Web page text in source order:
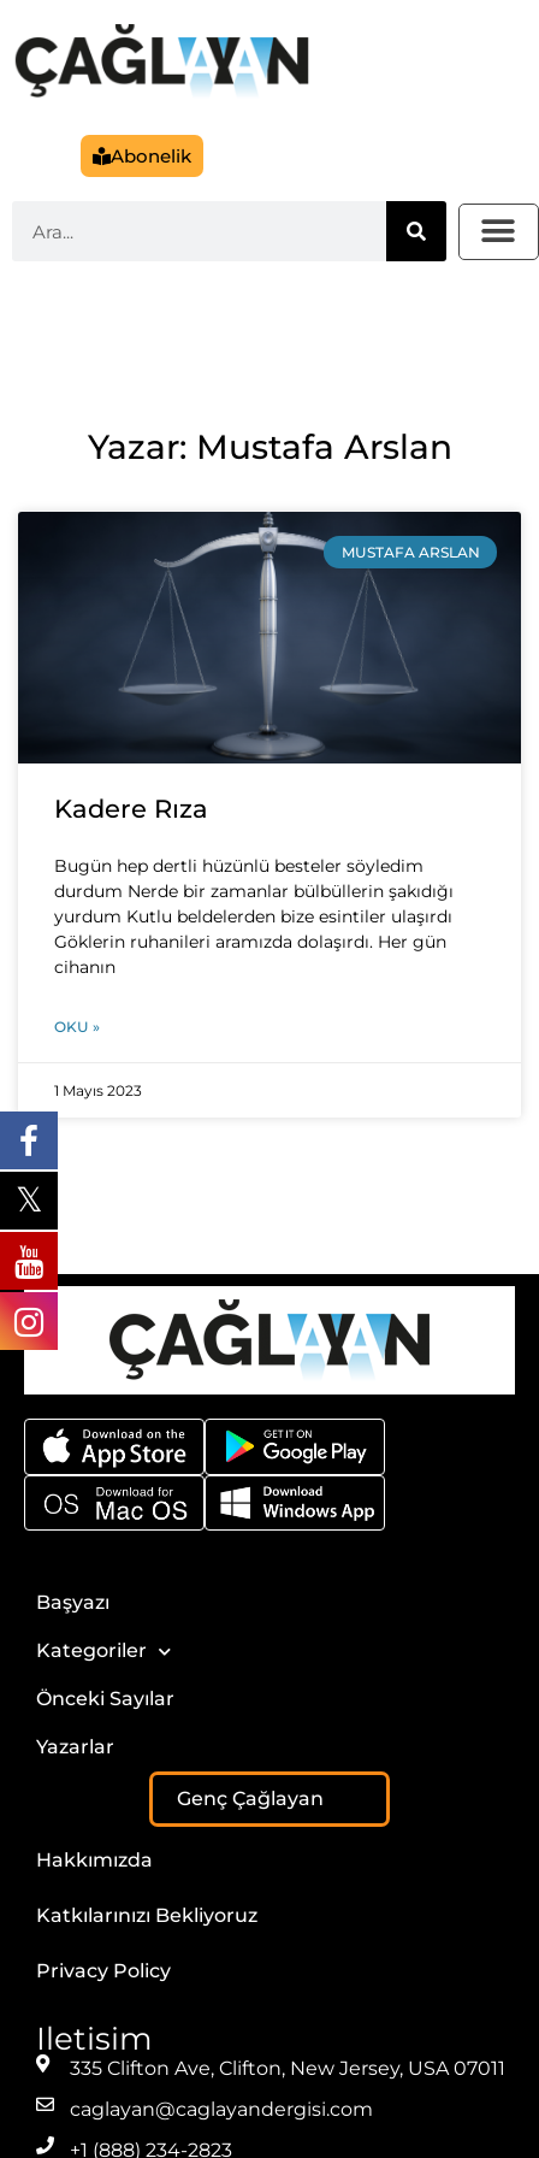
Abonelik
Yazar: Mustafa Arslan
MUSTAFA ARSLAN
Kadere Rıza
Bugün hep dertli hüzünlü besteler söyledim
durdum Nerde bir zamanlar bülbüllerin şakıdığı
yurdum Kutlu beldelerden bize esintiler ulaşırdı
Göklerin ruhanileri aramızda dolaşırdı. Her gün
cihanın
OKU »
1 Mayıs 2023
Başyazı
Kategoriler
Önceki Sayılar
Yazarlar
Genç Çağlayan
Hakkımızda
Katkılarınızı Bekliyoruz
Privacy Policy
Iletisim
335 Clifton Ave, Clifton, New Jersey, USA 07011
caglayan@caglayandergisi.com
+1 (888) 234-2823